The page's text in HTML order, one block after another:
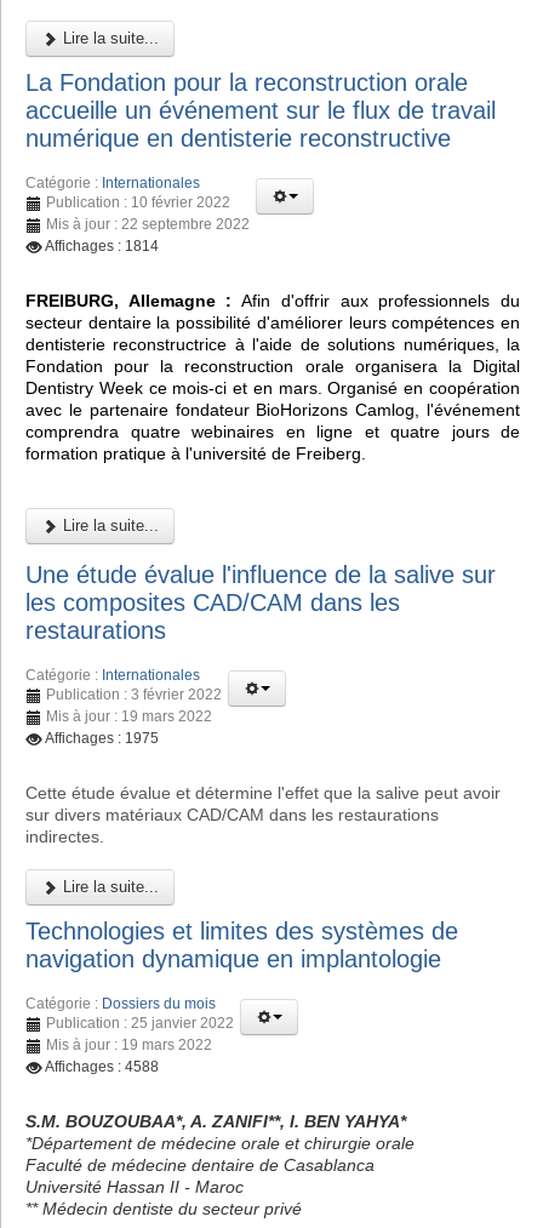
Lire la suite...
La Fondation pour la reconstruction orale
accueille un événement sur le flux de travail
numérique en dentisterie reconstructive
Catégorie : Internationales
Publication : 10 février 2022
Mis à jour : 22 septembre 2022
Affichages : 1814
FREIBURG, Allemagne : Afin d'offrir aux professionnels du
secteur dentaire la possibilité d'améliorer leurs compétences en
dentisterie reconstructrice à l'aide de solutions numériques, la
Fondation pour la reconstruction orale organisera la Digital
Dentistry Week ce mois-ci et en mars. Organisé en coopération
avec le partenaire fondateur BioHorizons Camlog, l'événement
comprendra quatre webinaires en ligne et quatre jours de
formation pratique à l'université de Freiberg.
Lire la suite...
Une étude évalue l'influence de la salive sur
les composites CAD/CAM dans les
restaurations
Catégorie : Internationales
Publication : 3 février 2022
Mis à jour : 19 mars 2022
Affichages : 1975
Cette étude évalue et détermine l'effet que la salive peut avoir
sur divers matériaux CAD/CAM dans les restaurations
indirectes.
Lire la suite...
Technologies et limites des systèmes de
navigation dynamique en implantologie
Catégorie : Dossiers du mois
Publication : 25 janvier 2022
Mis à jour : 19 mars 2022
Affichages : 4588
S.M. BOUZOUBAA*, A. ZANIFI**, I. BEN YAHYA*
*Département de médecine orale et chirurgie orale
Faculté de médecine dentaire de Casablanca
Université Hassan II - Maroc
** Médecin dentiste du secteur privé